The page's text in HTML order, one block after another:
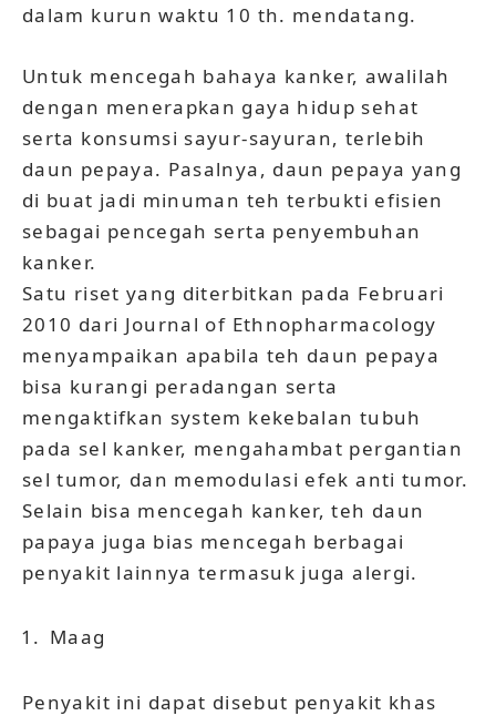
dalam kurun waktu 10 th. mendatang.
Untuk mencegah bahaya kanker, awalilah
dengan menerapkan gaya hidup sehat
serta konsumsi sayur-sayuran, terlebih
daun pepaya. Pasalnya, daun pepaya yang
di buat jadi minuman teh terbukti efisien
sebagai pencegah serta penyembuhan
kanker.
Satu riset yang diterbitkan pada Februari
2010 dari Journal of Ethnopharmacology
menyampaikan apabila teh daun pepaya
bisa kurangi peradangan serta
mengaktifkan system kekebalan tubuh
pada sel kanker, mengahambat pergantian
sel tumor, dan memodulasi efek anti tumor.
Selain bisa mencegah kanker, teh daun
papaya juga bias mencegah berbagai
penyakit lainnya termasuk juga alergi.
Maag
Penyakit ini dapat disebut penyakit khas